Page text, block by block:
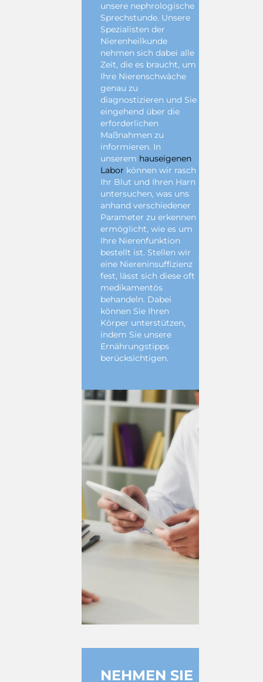
unsere nephrologische
Sprechstunde. Unsere
Spezialisten der
Nierenheilkunde
nehmen sich dabei alle
Zeit, die es braucht, um
Ihre Nierenschwäche
genau zu
diagnostizieren und Sie
eingehend über die
erforderlichen
Maßnahmen zu
informieren. In
unserem hauseigenen
Labor können wir rasch
Ihr Blut und Ihren Harn
untersuchen, was uns
anhand verschiedener
Parameter zu erkennen
ermöglicht, wie es um
Ihre Nierenfunktion
bestellt ist. Stellen wir
eine Niereninsuffizienz
fest, lässt sich diese oft
medikamentös
behandeln. Dabei
können Sie Ihren
Körper unterstützen,
indem Sie unsere
Ernährungstipps
berücksichtigen.
NEHMEN SIE